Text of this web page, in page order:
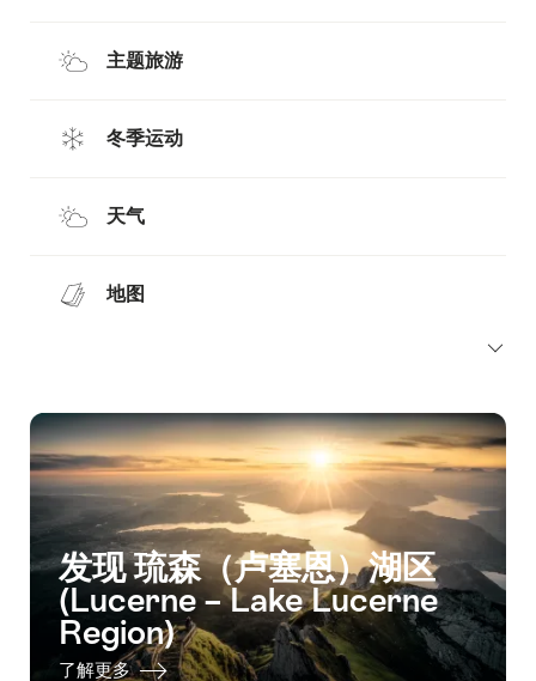
主题旅游
冬季运动
天气
地图
发现 琉森（卢塞恩）湖区
(Lucerne – Lake Lucerne
Region)
了解更多